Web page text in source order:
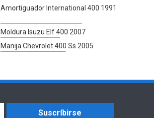
Amortiguador International 400 1991
Moldura Isuzu Elf 400 2007
Manija Chevrolet 400 Ss 2005
Suscríbirse